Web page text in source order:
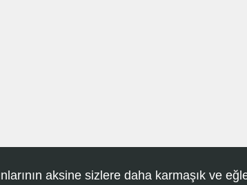
aksine sizlere daha karmaşık ve